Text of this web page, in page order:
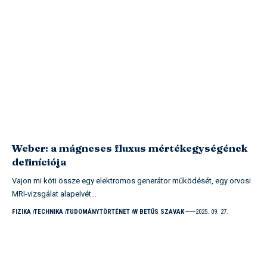
Weber: a mágneses fluxus mértékegységének
definíciója
Vajon mi köti össze egy elektromos generátor működését, egy orvosi
MRI-vizsgálat alapelvét…
FIZIKA TECHNIKA TUDOMÁNYTÖRTÉNET W BETŰS SZAVAK 2025. 09. 27.